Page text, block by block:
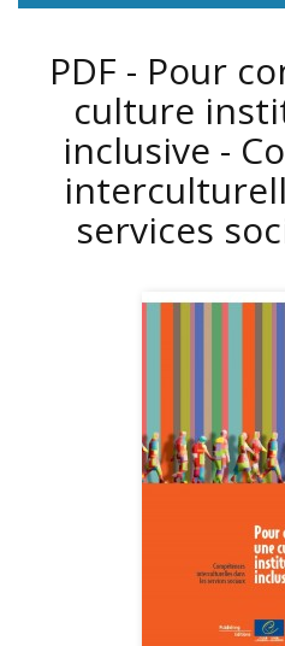
PDF - Pour
culture
inclusive -
services